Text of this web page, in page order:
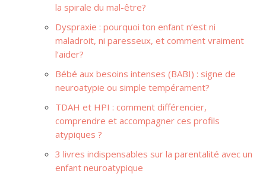
la spirale du mal-être?
Dyspraxie : pourquoi ton enfant n’est ni
maladroit, ni paresseux, et comment vraiment
l’aider?
Bébé aux besoins intenses (BABI) : signe de
neuroatypie ou simple tempérament?
TDAH et HPI : comment différencier,
comprendre et accompagner ces profils
atypiques ?
3 livres indispensables sur la parentalité avec un
enfant neuroatypique